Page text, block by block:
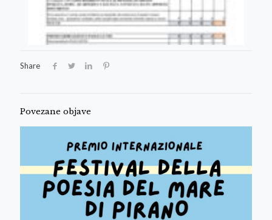
Share
Povezane objave